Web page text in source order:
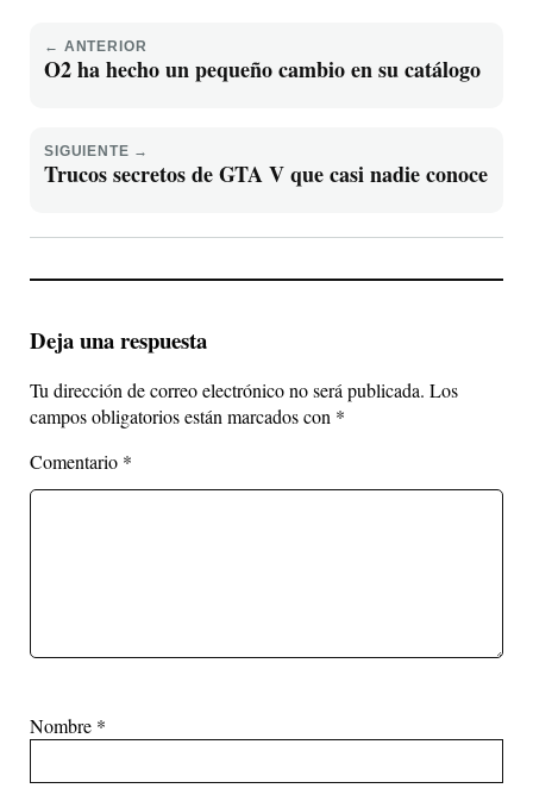
← ANTERIOR
O2 ha hecho un pequeño cambio en su catálogo
SIGUIENTE →
Trucos secretos de GTA V que casi nadie conoce
Deja una respuesta
Tu dirección de correo electrónico no será publicada. Los
campos obligatorios están marcados con *
Comentario *
Nombre *